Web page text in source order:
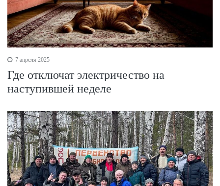
7 апреля 2025
Где отключат электричество на
наступившей неделе